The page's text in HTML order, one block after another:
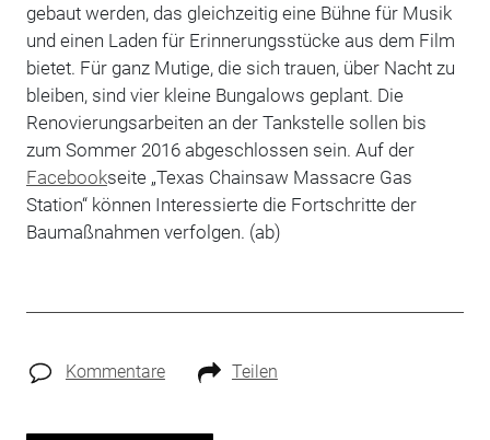
gebaut werden, das gleichzeitig eine Bühne für Musik
und einen ­Laden für Erinnerungs­stücke aus dem Film
bietet. Für ganz Mutige, die sich trauen, über Nacht zu
bleiben, sind vier kleine Bungalows geplant. Die
Renovierungsarbeiten an der Tankstelle sollen bis
zum Sommer 2016 abgeschlossen sein. Auf der
Facebook­seite „Texas Chainsaw Massacre Gas
Station“ können Interessierte die Fortschritte der
Baumaßnahmen verfolgen. (ab)
Kommentare Teilen